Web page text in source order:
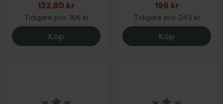
132,80 kr
Tidigare pris: 166 kr
Köp VitaYummy Hair & Nails Raspberry,
196 kr
Tidigare pris: 245 kr
Köp Better